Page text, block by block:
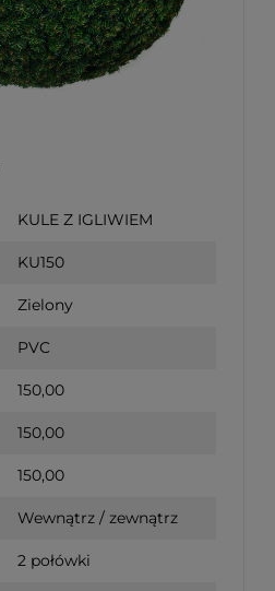
KULE Z IGLIWIEM
KU150
Zielony
PVC
150,00
150,00
150,00
Wewnątrz / zewnątrz
2 połówki